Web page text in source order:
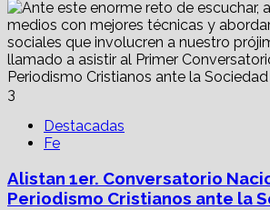
3
Destacadas
Fe
Alistan 1er. Conversatorio
Periodismo Cristianos ante la